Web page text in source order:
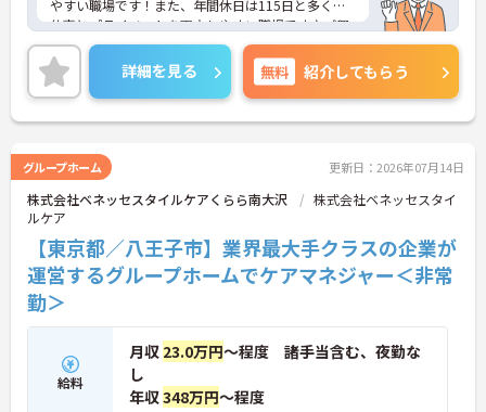
やすい職場です！また、年間休日は115日と多く、
仕事とプライベートを両立しやすい職場です♪ご興
味のある方は面接ポイントをお伝えしますので、お
気軽にご連絡ください！
詳細を見る 無料 紹介してもらう
グループホーム 更新日：2026年07月14日
株式会社ベネッセスタイルケアくらら南大沢
株式会社ベネッセスタイ
ルケア
【東京都／八王子市】業界最大手クラスの企業が
運営するグループホームでケアマネジャー＜非常
勤＞
給料
月収 23.0万円～程度 諸手当含む、夜勤な
し
年収348万円～程度